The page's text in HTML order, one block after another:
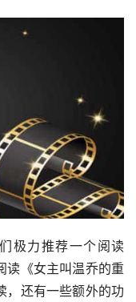
极力推荐一个阅读
读《女主叫温乔的重
，还有一些额外的功